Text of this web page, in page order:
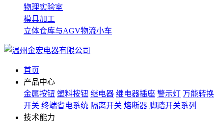
物理实验室
模具加工
立体仓库与AGV物流小车
首页
产品中心
金属按钮 塑料按钮 继电器 继电器插座 警示灯 万能转换
开关 终端省电系统 隔离开关 熔断器 脚踏开关系列
技术能力